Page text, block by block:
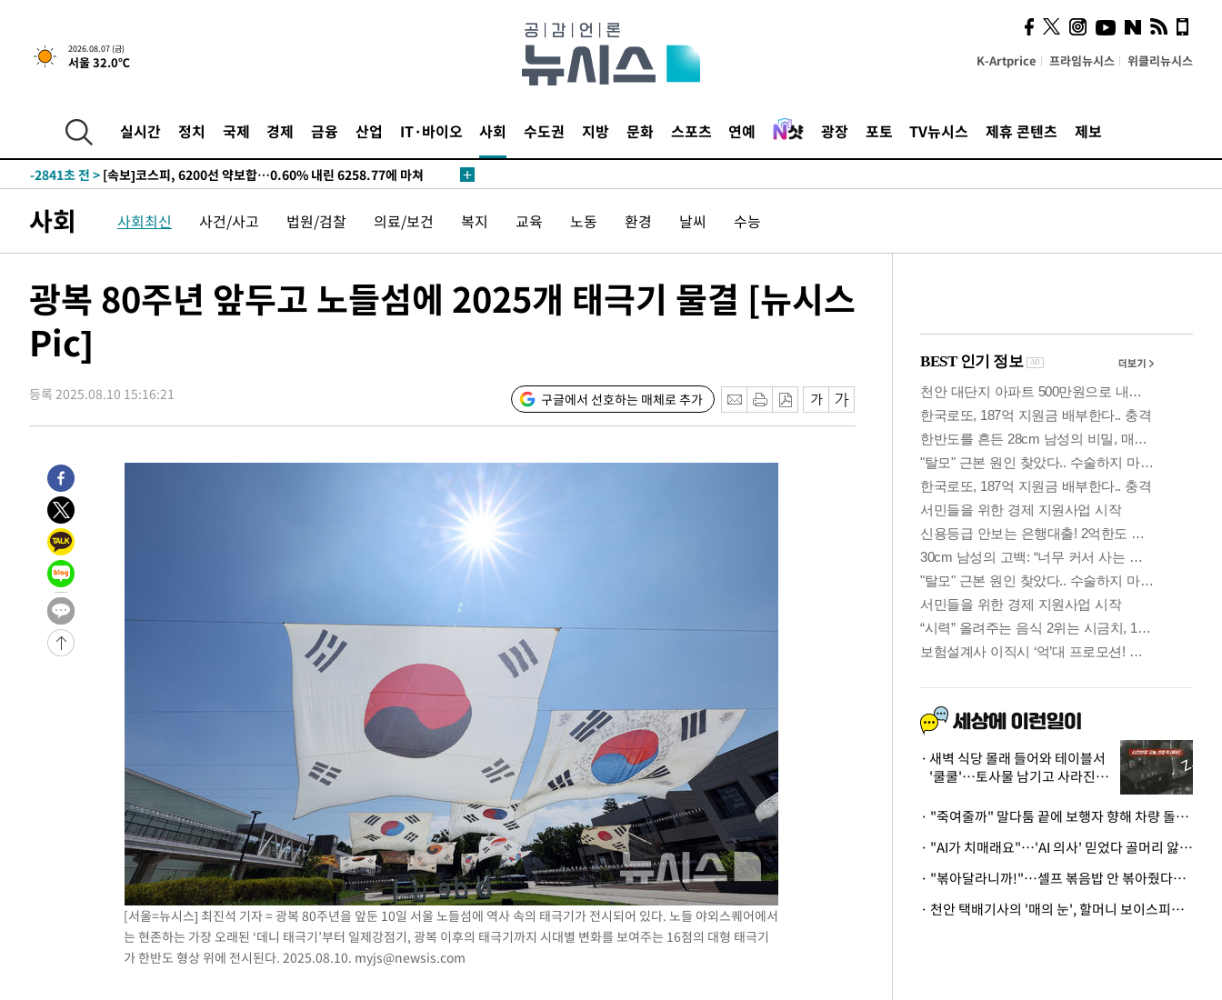
2026.08.07 (금)
서울 32.0℃ K-Artprice 프라임뉴시스 위클리뉴시스
실시간 정치 국제 경제 금융 산업 IT·바이오 사회 수도권 지방 문화 스포츠 연예 광장 포토 TV뉴시스 제휴 콘텐츠 제보
-7045초 전 >SK하이닉스, 용인·청주 팹에 54조 투자…"AI 메모리 수요 선제 대
응"
-3901초 전 >여자배구 이재영·이다영 자매, 아제르바이잔 투란VC 입단
-2888초 전 >
[속보]코스닥, 2.86포인트(0.36%) 내린 798.81마감
-2841초 전 >
-2821초 전 > [속보]원·달러 환율, 7.7원 내린 1416.1원 마감
3분 전 >
[속보]종합특검, '계엄 수용공간 확보' 신용해 前교정본부장 기소
22분 전 >외신들도 주목한 韓축구 파문…"국민적 공분에 수사 재개"
38분 전 >[속보]규제합리화위원회 부위원장에 김태유 서울대 공대 교수…이병태
-27778초 전 >
-24917초 전 >
↓
-20228초 전 >[속보]이 대통령 "부동산 공급 기존 사고방식 매달리지 말고 과감히
실천"
-19313초 전 >이란, "오만과 '중앙 단일 루트' 합의…북쪽 인바운드·남쪽 아웃바
-10845초 전 >
[속보]이 대통령, '호우피해' 안동·의성 관할 4개 면 특별재난지역
선포
-10808초 전 >
[단독]중수청 지원 검사들, 정원 초과 시 낮은 계급 임용…희망지 못
갈 수도
-8779초 전 >
-7085초 전 >
SK하이닉스, 용인·청주 팹에 54조 투자…"AI 메모리 수요 선제 대
응"
-3941초 전 >
-3194초 전 >
-2928초 전 >
[속보]코스닥, 2.86포인트(0.36%) 내린 798.81마감
-2881초 전 >
[속보]코스피, 6200선 약보합…0.60% 내린 6258.77에 마쳐
[속보] 노원서 40.1도 관측…서울, 2018년 이후 첫 40도
[속보]종합특검, '계엄 수용공간 확보' 신용해 前교정본부장 기소
외신들도 주목한 韓축구 파문…"국민적 공분에 수사 재개"
11시간 압수수색에 성접대 파문까지…'쑥대밭' 된 축구협회
[속보]규제합리화위원회 부위원장에 김태유 서울대 공대 교수…이병태
사회 사회최신 사건/사고 법원/검찰 의료/보건 복지 교육 노동 환경 날씨 수능
광복 80주년 앞두고 노들섬에 2025개 태극기 물결 [뉴시스
Pic]
등록 2025.08.10 15:16:21 구글에서 선호하는 매체로 추가
[서울=뉴시스] 최진석 기자 = 광복 80주년을 앞둔 10일 서울 노들섬에 역사 속의 태극기가 전시되어 있다. 노들 야외스퀘어에서
는 현존하는 가장 오래된 ‘데니 태극기’부터 일제강점기, 광복 이후의 태극기까지 시대별 변화를 보여주는 16점의 대형 태극기
가 한반도 형상 위에 전시된다. 2025.08.10. myjs@newsis.com
시, 스마트폰 액세서리에
NFC 더했다
새벽 식당 몰래 들어와 테이블서
'쿨쿨'…토사물 남기고 사라진 남
· "죽여줄까" 말다툼 끝에 보행자 향해 차량 돌진…50대 여성 중상
· "AI가 치매래요"…'AI 의사' 믿었다 골머리 앓는 美 의료계 '경고'
· "볶아달라니까!"…셀프 볶음밥 안 볶아줬다고 사장 폭행한 손님
· 천안 택배기사의 '매의 눈', 할머니 보이스피싱 피해 막아